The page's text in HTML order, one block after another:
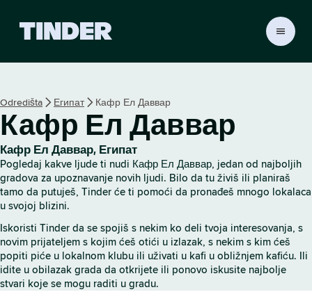
r
p
o
č
e
t
n
t
r
a
n
Odredišta Египат Кафр Ел Даввар
Кафр Ел Даввар
Кафр Ел Даввар, Египат
Pogledaj kakve ljude ti nudi Кафр Ел Даввар, jedan od najboljih
gradova za upoznavanje novih ljudi. Bilo da tu živiš ili planiraš
tamo da putuješ, Tinder će ti pomoći da pronađeš mnogo lokalaca
u svojoj blizini.
Iskoristi Tinder da se spojiš s nekim ko deli tvoja interesovanja, s
novim prijateljem s kojim ćeš otići u izlazak, s nekim s kim ćeš
popiti piće u lokalnom klubu ili uživati u kafi u obližnjem kafiću. Ili
idite u obilazak grada da otkrijete ili ponovo iskusite najbolje
stvari koje se mogu raditi u gradu.